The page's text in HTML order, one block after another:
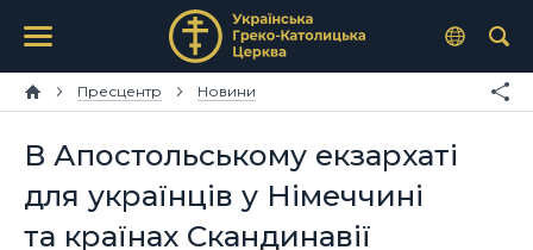
Пресцентр Новини
В Апостольському екзархаті
для українців у Німеччині
та країнах Скандинавії